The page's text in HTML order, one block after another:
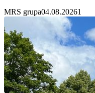
MRS grupa04.08.20261